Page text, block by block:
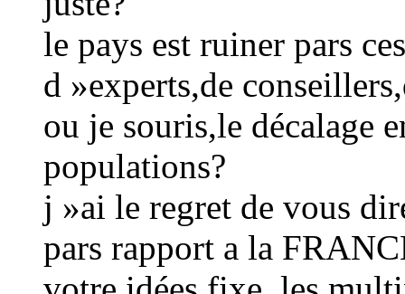
le pays est ruiner pars
d »experts,de
ou je souris,le décalage
populations?
j »ai le regret de vous
pars rapport a la